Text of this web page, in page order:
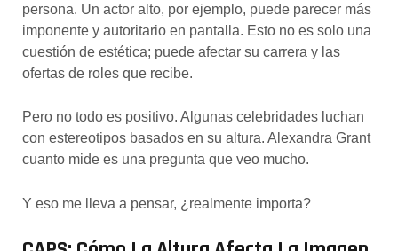
persona. Un actor alto, por ejemplo, puede parecer más
imponente y autoritario en pantalla. Esto no es solo una
cuestión de estética; puede afectar su carrera y las
ofertas de roles que recibe.
Pero no todo es positivo. Algunas celebridades luchan
con estereotipos basados en su altura. Alexandra Grant
cuanto mide es una pregunta que veo mucho.
Y eso me lleva a pensar, ¿realmente importa?